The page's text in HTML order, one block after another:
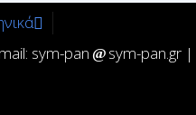
sym-pan sym-pan.gr |